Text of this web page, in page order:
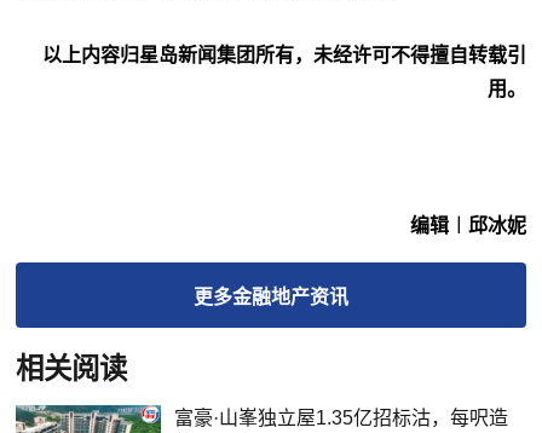
以上内容归星岛新闻集团所有，未经许可不得擅自转载引
用。
编辑︱邱冰妮
更多金融地产资讯
相关阅读
富豪·山峯独立屋1.35亿招标沽，每呎造